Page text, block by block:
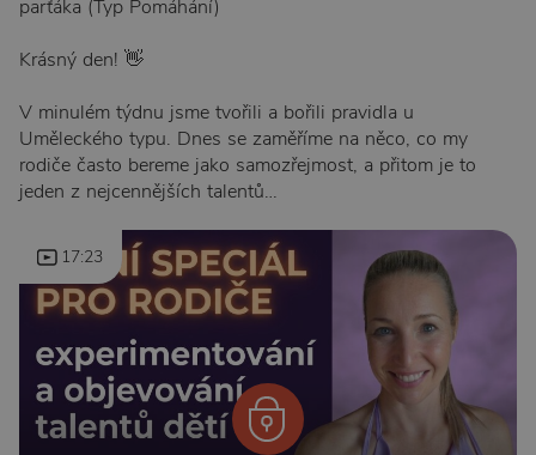
parťáka (Typ Pomáhání)
Krásný den! 👋
V minulém týdnu jsme tvořili a bořili pravidla u
Uměleckého typu. Dnes se zaměříme na něco, co my
rodiče často bereme jako samozřejmost, a přitom je to
jeden z nejcennějších talentů…
17:23